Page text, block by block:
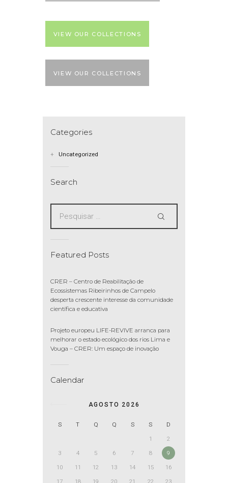
VIEW OUR COLLECTIONS
VIEW OUR COLLECTIONS
Categories
Uncategorized
Search
Featured Posts
CRER – Centro de Reabilitação de
Ecossistemas Ribeirinhos de Campelo
desperta crescente interesse da comunidade
científica e educativa
Projeto europeu LIFE-REVIVE arranca para
melhorar o estado ecológico dos rios Lima e
Vouga – CRER: Um espaço de inovação
Calendar
AGOSTO 2026
S T Q Q S S
D
1
2
3
4 5 6 7 8
9
10
11 12 13 14 15
16